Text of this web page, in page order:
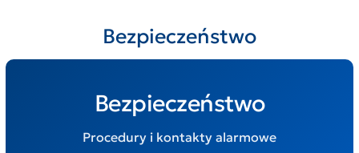
Bezpieczeństwo
Bezpieczeństwo
Procedury i kontakty alarmowe